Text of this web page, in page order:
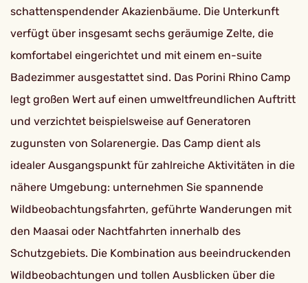
schattenspendender Akazienbäume. Die Unterkunft
verfügt über insgesamt sechs geräumige Zelte, die
komfortabel eingerichtet und mit einem en-suite
Badezimmer ausgestattet sind. Das Porini Rhino Camp
legt großen Wert auf einen umweltfreundlichen Auftritt
und verzichtet beispielsweise auf Generatoren
zugunsten von Solarenergie. Das Camp dient als
idealer Ausgangspunkt für zahlreiche Aktivitäten in die
nähere Umgebung: unternehmen Sie spannende
Wildbeobachtungsfahrten, geführte Wanderungen mit
den Maasai oder Nachtfahrten innerhalb des
Schutzgebiets. Die Kombination aus beeindruckenden
Wildbeobachtungen und tollen Ausblicken über die